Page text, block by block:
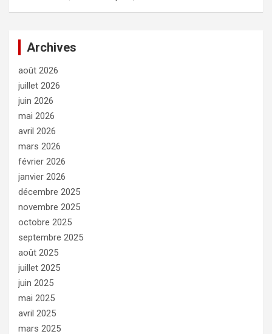
Archives
août 2026
juillet 2026
juin 2026
mai 2026
avril 2026
mars 2026
février 2026
janvier 2026
décembre 2025
novembre 2025
octobre 2025
septembre 2025
août 2025
juillet 2025
juin 2025
mai 2025
avril 2025
mars 2025